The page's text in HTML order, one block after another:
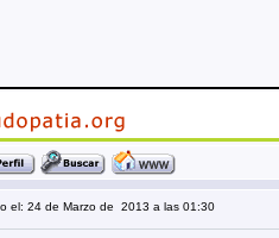
el: 24 de Marzo de 2013 a las 01:30